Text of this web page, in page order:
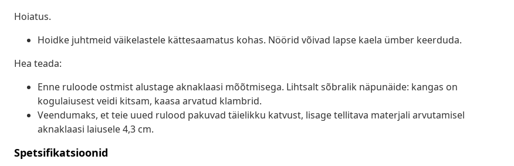
Hoiatus.
Hoidke juhtmeid väikelastele kättesaamatus kohas. Nöörid võivad lapse kaela ümber keerduda.
Hea teada:
Enne ruloode ostmist alustage aknaklaasi mõõtmisega. Lihtsalt sõbralik näpunäide: kangas on
kogulaiusest veidi kitsam, kaasa arvatud klambrid.
Veendumaks, et teie uued rulood pakuvad täielikku katvust, lisage tellitava materjali arvutamisel
aknaklaasi laiusele 4,3 cm.
Spetsifikatsioonid